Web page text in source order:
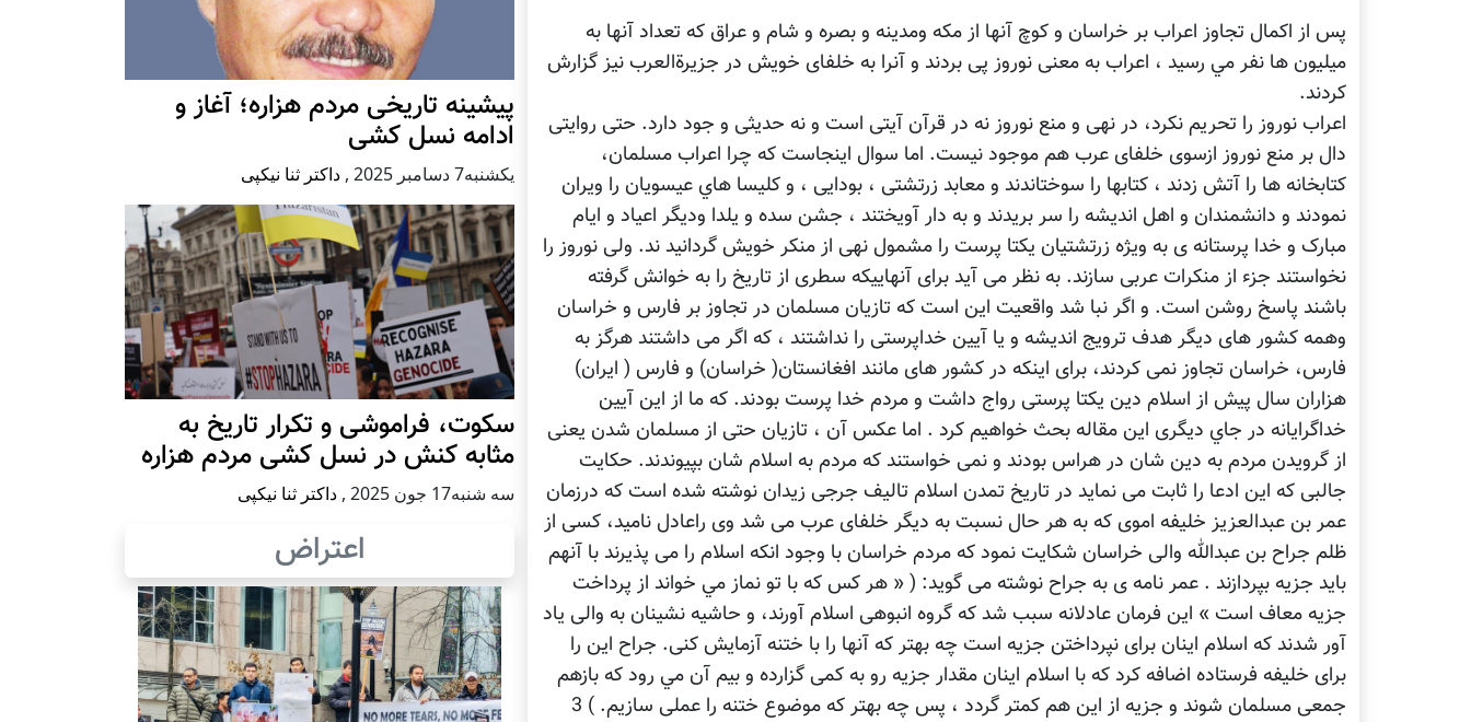
پس از اکمال تجاوز اعراب بر خراسان و کوچ آنها از مکه ومدينه و بصره و شام و عراق که تعداد آنها به
ميليون ها نفر مي رسيد ، اعراب به معنی نوروز پی بردند و آنرا به خلفای خويش در جزيرةالعرب نيز گزارش
کردند.
اعراب نوروز را تحریم نکرد، در نهی و منع نوروز نه در قرآن آيتی است و نه حديثی و جود دارد. حتی روایتی
دال بر منع نوروز ازسوی خلفای عرب هم موجود نيست. اما سوال اينجاست که چرا اعراب مسلمان،
کتابخانه ها را آتش زدند ، کتابها را سوختاندند و معابد زرتشتی ، بودايی ، و کلیسا هاي عيسويان را ويران
نمودند و دانشمندان و اهل انديشه را سر بريدند و به دار آويختند ، جشن سده و يلدا وديگر اعياد و ايام
مبارک و خدا پرستانه ی به ویژه زرتشتيان یکتا پرست را مشمول نهی از منکر خويش گردانيد ند. ولی نوروز را
نخواستند جزء از منکرات عربی سازند. به نظر می آيد برای آنهاييکه سطری از تاريخ را به خوانش گرفته
باشند پاسخ روشن است. و اگر نبا شد واقعيت اين است که تازيان مسلمان در تجاوز بر فارس و خراسان
وهمه کشور های ديگر هدف ترويج انديشه و يا آيين خداپرستی را نداشتند ، که اگر می داشتند هرگز به
فارس، خراسان تجاوز نمی کردند، برای اينکه در کشور های مانند افغانستان( خراسان) و فارس ( ايران)
هزاران سال پيش از اسلام دین يکتا پرستی رواج داشت و مردم خدا پرست بودند. که ما از اين آيين
خداگرايانه در جاي ديگری اين مقاله بحث خواهيم کرد . اما عکس آن ، تازيان حتی از مسلمان شدن یعنی
از گرويدن مردم به دين شان در هراس بودند و نمی خواستند که مردم به اسلام شان بپيوندند. حکايت
جالبی که اين ادعا را ثابت می نمايد در تاريخ تمدن اسلام تاليف جرجی زيدان نوشته شده است که درزمان
عمر بن عبدالعزیز خليفه اموی که به هر حال نسبت به ديگر خلفای عرب می شد وی راعادل نامید، کسی از
ظلم جراح بن عبدالله والی خراسان شکايت نمود که مردم خراسان با وجود انکه اسلام را می پذيرند با آنهم
بايد جزيه بپردازند . عمر نامه ی به جراح نوشته می گويد: ( « هر کس که با تو نماز مي خواند از پرداخت
جزيه معاف است » این فرمان عادلانه سبب شد که گروه انبوهی اسلام آورند، و حاشيه نشينان به والی یاد
آور شدند که اسلام اینان برای نپرداختن جزيه است چه بهتر که آنها را با ختنه آزمايش کنی. جراح اين را
برای خليفه فرستاده اضافه کرد که با اسلام اينان مقدار جزيه رو به کمی گزارده و بيم آن مي رود که بازهم
جمعی مسلمان شوند و جزيه از اين هم کمتر گردد ، پس چه بهتر که موضوع ختنه را عملی سازيم. ) 3
پيشينه تاريخی مردم هزاره؛ آغاز و
ادامه نسل کشی
يكشنبه7 دسامبر 2025 , داکتر ثنا نیکپی
سکوت، فراموشی و تکرار تاريخ به
مثابه کنش در نسل کشی مردم هزاره
سه شنبه17 جون 2025 , داکتر ثنا نیکپی
اعتراض